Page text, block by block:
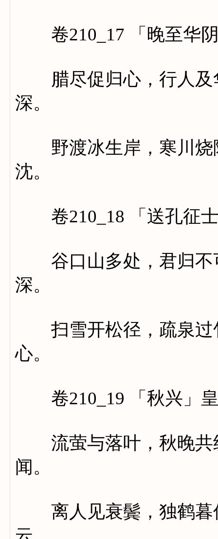
卷210_17 「晚至华
腊尽促归心，行人及
深。
野渡冰生岸，寒川烧
沈。
卷210_18 「送孔征
谷口山多处，君归不
深。
扫雪开松径，疏泉过
心。
卷210_19 「秋兴」
流萤与落叶，秋晚共
闻。
离人见衰鬓，独鹤暮